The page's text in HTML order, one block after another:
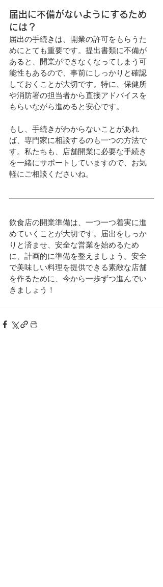
届出に不備がないようにするため
には？
届出の手続きは、開業の許可をもらうた
めにとても重要です。提出書類に不備が
あると、開業ができなくなってしまう可
能性もあるので、事前にしっかりと確認
しておくことが大切です。特に、保健所
や消防署の担当者から直接アドバイスを
もらいながら進めると安心です。
もし、手続きがわからないことがあれ
ば、専門家に相談するのも一つの方法で
す。私たちも、店舗開業に必要な手続き
を一緒にサポートしていますので、お気
軽にご相談くださいね。
飲食店の開業準備は、一つ一つ着実に進
めていくことが大切です。届出をしっか
りと済ませ、安全な営業を始めるため
に、計画的に準備を整えましょう。安全
で美味しい料理を提供できる素敵な店舗
を作るために、今から一歩ずつ進んでい
きましょう！